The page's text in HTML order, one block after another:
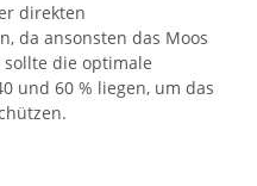
direkten
da ansonsten das Moos
die optimale
und 60 % liegen, um das